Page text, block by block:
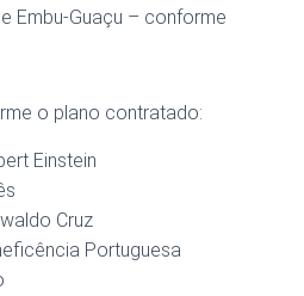
Embu-Guaçu – conforme
o plano contratado:
Einstein
Cruz
Portuguesa